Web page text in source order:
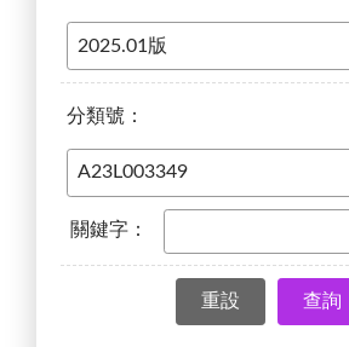
分類號：
關鍵字：
查詢